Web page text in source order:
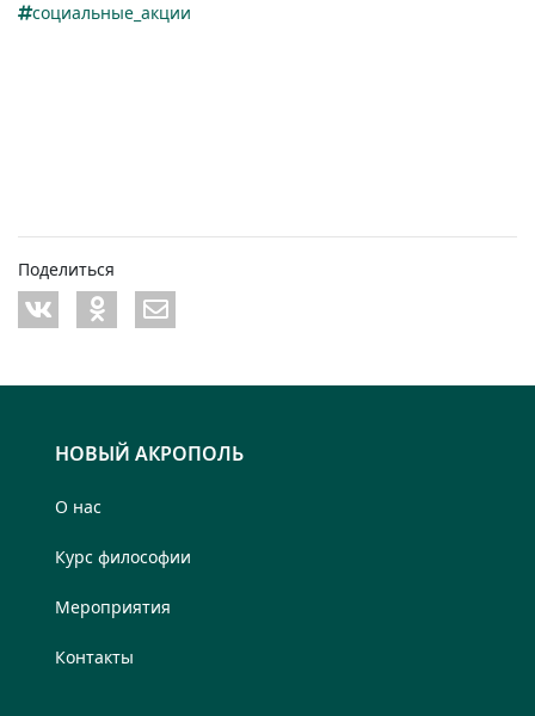
социальные_акции
Поделиться
НОВЫЙ АКРОПОЛЬ
О нас
Курс философии
Мероприятия
Контакты